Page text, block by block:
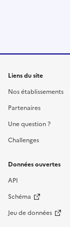
Liens du site
Nos établissements
Partenaires
Une question ?
Challenges
Données ouvertes
API
Schéma
Jeu de données